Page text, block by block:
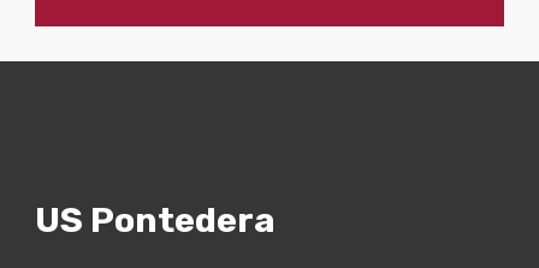
US Pontedera